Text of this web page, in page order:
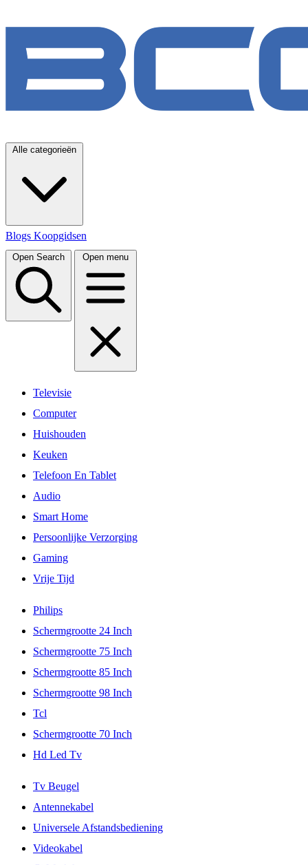
Alle categorieën
Blogs Koopgidsen
Open Search Open menu
Televisie
Computer
Huishouden
Keuken
Telefoon En Tablet
Audio
Smart Home
Persoonlijke Verzorging
Gaming
Vrije Tijd
Philips
Schermgrootte 24 Inch
Schermgrootte 75 Inch
Schermgrootte 85 Inch
Schermgrootte 98 Inch
Tcl
Schermgrootte 70 Inch
Hd Led Tv
Tv Beugel
Antennekabel
Universele Afstandsbediening
Videokabel